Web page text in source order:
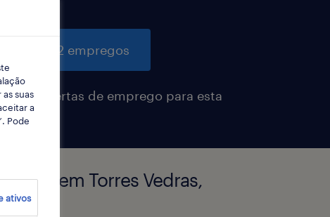
2 empregos
alertas de emprego para esta
em Torres Vedras,
suas
a
Pode
ativos